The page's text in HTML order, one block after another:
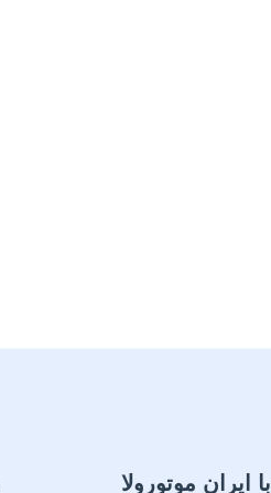
با ایران موتورولا